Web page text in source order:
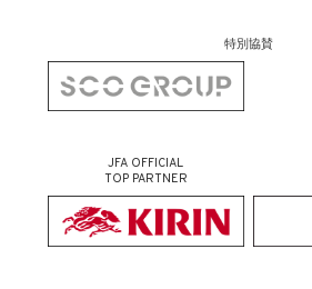
特別協賛
JFA OFFICIAL
TOP PARTNER